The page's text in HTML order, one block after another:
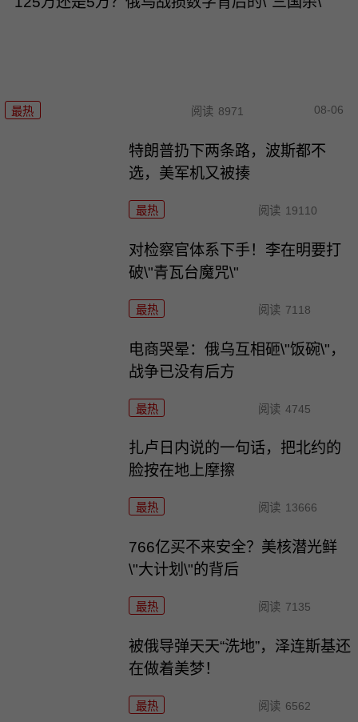
最热 阅读 8971 08-06
特朗普扔下两条路，波斯都不
选，美军机又被揍
最热 阅读 19110
对检察官体系下手！李在明要打
破\"青瓦台魔咒\"
最热 阅读 7118
电商哭晕：俄乌互相砸\"饭碗\"，
战争已没有后方
最热 阅读 4745
扎卢日内说的一句话，把北约的
脸按在地上摩擦
最热 阅读 13666
766亿买不来安全？美核潜光鲜
\"大计划\"的背后
最热 阅读 7135
被俄导弹天天“洗地”，泽连斯基还
在做着美梦！
最热 阅读 6562